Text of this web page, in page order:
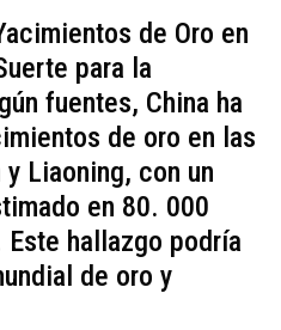
de Oro en
para la
fuentes, China ha
de oro en las
Liaoning, con un
en 80. 000
hallazgo podría
de oro y